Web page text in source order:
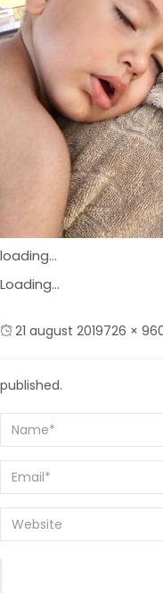
loading...
Loading...
Posted
21 august 2019Full
726 ×
published.